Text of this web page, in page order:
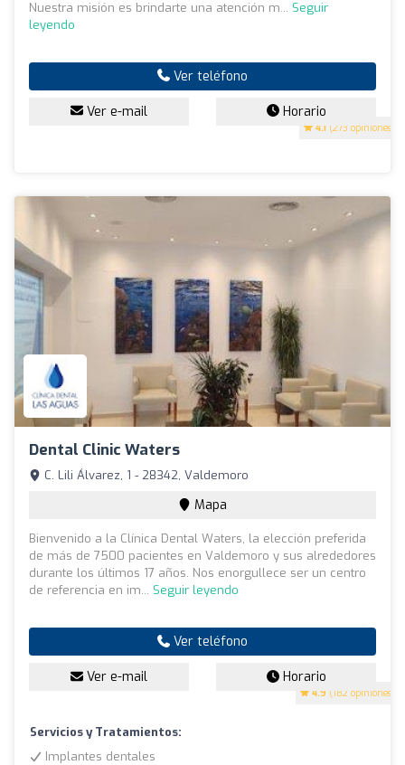
4.1 (273 opiniones)
Nuestra misión es brindarte una atención m... Seguir
leyendo
Ver teléfono
Ver e-mail Horario
Dental Clinic Waters
4.9 (182 opiniones)
C. Lili Álvarez, 1 - 28342, Valdemoro
Mapa
Bienvenido a la Clínica Dental Waters, la elección preferida
de más de 7500 pacientes en Valdemoro y sus alrededores
durante los últimos 17 años. Nos enorgullece ser un centro
de referencia en im... Seguir leyendo
Ver teléfono
Ver e-mail Horario
Servicios y Tratamientos:
Implantes dentales